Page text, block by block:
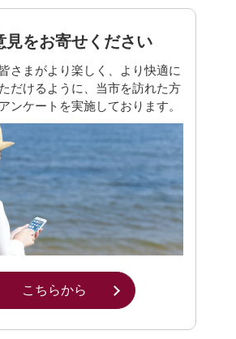
見をお寄せください
さまがより楽しく、より快適に
だけるように、当市を訪れた方
ンケートを実施しております。
こちらから 別ウィンドウで開きます